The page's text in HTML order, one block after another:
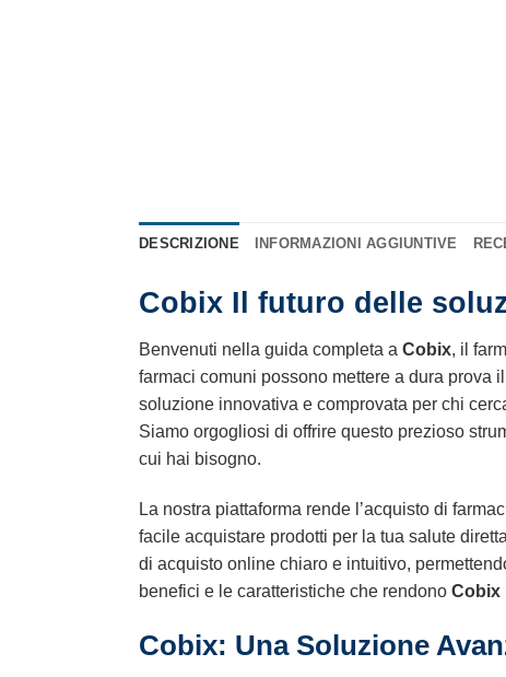
DESCRIZIONE INFORMAZIONI AGGIUNTIVE
Cobix Il futuro delle
Benvenuti nella guida completa a Cobix, il
farmaci comuni possono mettere a dura prova
soluzione innovativa e comprovata per chi
Siamo orgogliosi di offrire questo prezioso
cui hai bisogno.
La nostra piattaforma rende l’acquisto di
facile acquistare prodotti per la tua salute
di acquisto online chiaro e intuitivo,
benefici e le caratteristiche che rendono Cobix
Cobix: Una Soluzione